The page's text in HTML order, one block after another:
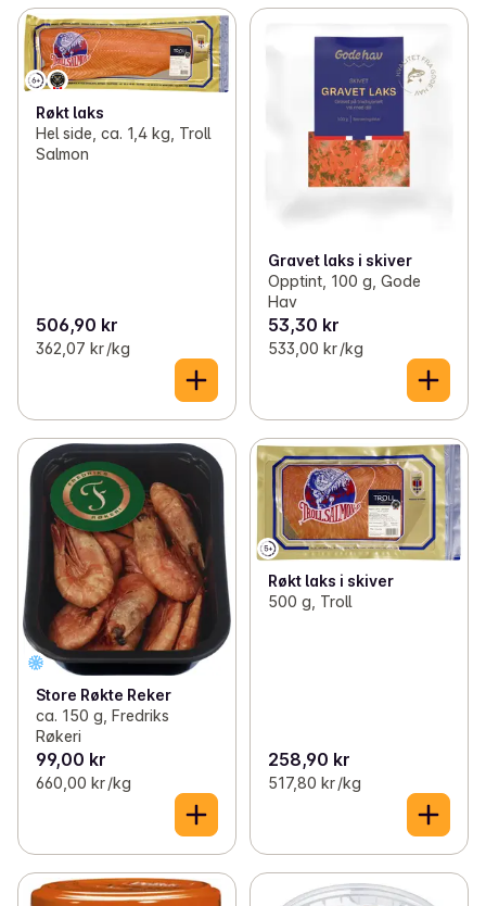
Røkt laks
Hel side, ca. 1,4 kg, Troll
Salmon
506,90 kr
362,07 kr /kg
Gravet laks i skiver
Opptint, 100 g, Gode
Hav
53,30 kr
533,00 kr /kg
Store Røkte Reker
ca. 150 g, Fredriks
Røkeri
99,00 kr
660,00 kr /kg
Røkt laks i skiver
500 g, Troll
258,90 kr
517,80 kr /kg